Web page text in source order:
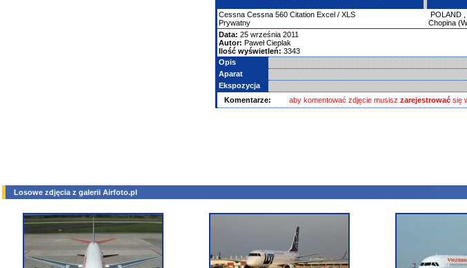
Cessna Cessna 560 Citation Excel / XLS
Prywatny
POLAND
Chopina
Data: 25 września 2011
Autor: Paweł Cieplak
Ilość wyświetleń: 3343
Opis
Aparat
Ekspozycja
Komentarze:
aby komentować zdjęcie musisz zarejestrować się
Losowe zdjęcia z galerii Airfoto.pl